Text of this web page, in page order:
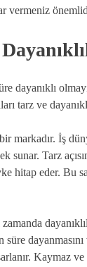
vermeniz
dayanıklı
tarz ve
markadır. İş
sunar. Tarz
hitap eder. Bu
Kaymaz